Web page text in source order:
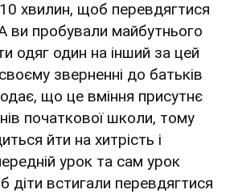
хвилин, щоб перевдягтися
ви пробували майбутнього
одяг один на інший за цей
зверненні до батьків
що це вміння присутнє
початкової школи, тому
йти на хитрість і
урок та сам урок
діти встигали перевдягтися